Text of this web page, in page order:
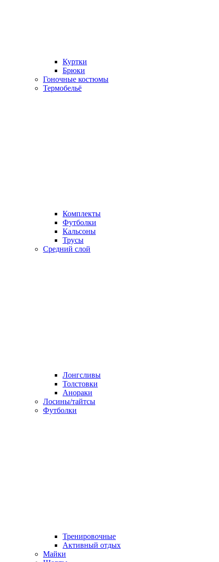
Куртки
Брюки
Гоночные костюмы
Термобельё
Комплекты
Футболки
Кальсоны
Трусы
Средний слой
Лонгсливы
Толстовки
Анораки
Лосины/тайтсы
Футболки
Тренировочные
Активный отдых
Майки